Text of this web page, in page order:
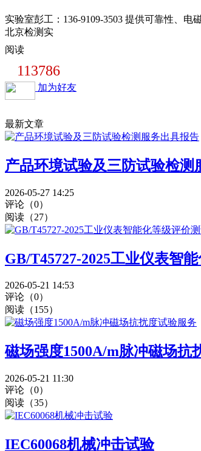
实验室彭工：136-9109-3503 提供可靠性、
北京检测实
阅读
113786
加为好友
最新文章
产品环境试验及三防试验检测
2026-05-27 14:25
评论（0）
阅读（27）
GB/T45727-2025工业仪表智
2026-05-21 14:53
评论（0）
阅读（155）
磁场强度1500A/m脉冲磁场抗
2026-05-21 11:30
评论（0）
阅读（35）
IEC60068机械冲击试验